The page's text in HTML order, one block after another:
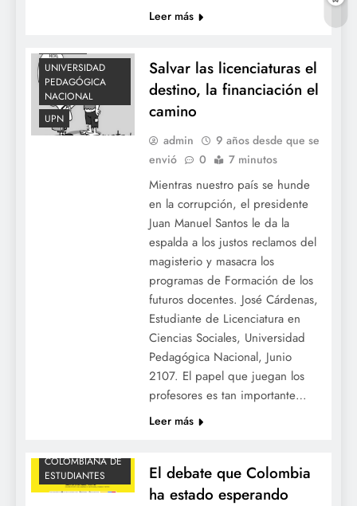
Leer más
UNIVERSIDAD
PEDAGÓGICA
NACIONAL
UPN
Salvar las licenciaturas el
destino, la financiación el
camino
admin
9 años desde que se
envió
0 7 minutos
Mientras nuestro país se hunde
en la corrupción, el presidente
Juan Manuel Santos le da la
espalda a los justos reclamos del
magisterio y masacra los
programas de Formación de los
futuros docentes. José Cárdenas,
Estudiante de Licenciatura en
Ciencias Sociales, Universidad
Pedagógica Nacional, Junio
2107. El papel que juegan los
profesores es tan importante…
Leer más
COLOMBIANA DE
ESTUDIANTES
El debate que Colombia
ha estado esperando